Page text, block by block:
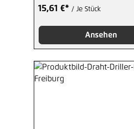
15,61 €* / Je Stück
Ansehen